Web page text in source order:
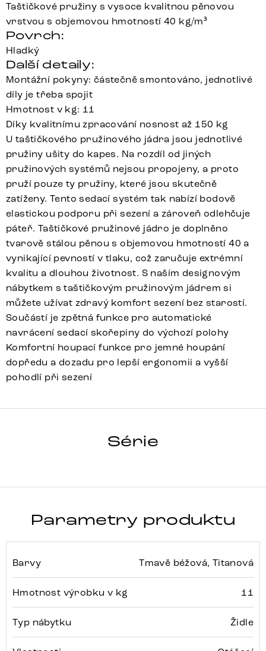
Taštičkové pružiny s vysoce kvalitnou pěnovou
vrstvou s objemovou hmotností 40 kg/m³
Povrch:
Hladký
Další detaily:
Montážní pokyny: částečně smontováno, jednotlivé
díly je třeba spojit
Hmotnost v kg: 11
Díky kvalitnímu zpracování nosnost až 150 kg
U taštičkového pružinového jádra jsou jednotlivé
pružiny ušity do kapes. Na rozdíl od jiných
pružinových systémů nejsou propojeny, a proto
pruží pouze ty pružiny, které jsou skutečně
zatíženy. Tento sedací systém tak nabízí bodově
elastickou podporu při sezení a zároveň odlehčuje
páteř. Taštičkové pružinové jádro je doplněno
tvarově stálou pěnou s objemovou hmotností 40 a
vynikající pevností v tlaku, což zaručuje extrémní
kvalitu a dlouhou životnost. S naším designovým
nábytkem s taštičkovým pružinovým jádrem si
můžete užívat zdravý komfort sezení bez starostí.
Součástí je zpětná funkce pro automatické
navrácení sedací skořepiny do výchozí polohy
Komfortní houpací funkce pro jemné houpání
dopředu a dozadu pro lepší ergonomii a vyšší
pohodlí při sezení
Série
VINKA-FLEX
Parametry produktu
Barvy Tmavě béžová, Titanová
Hmotnost výrobku v kg 11
Typ nábytku Židle